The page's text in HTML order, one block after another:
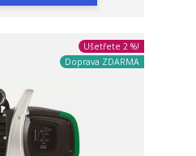
Ušetřete 2 %!
Doprava ZDARMA